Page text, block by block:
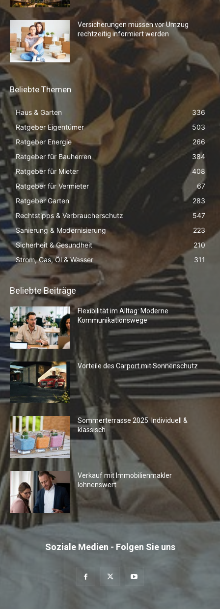
Versicherungen müssen vor Umzug
rechtzeitig informiert werden
Beliebte Themen
Haus & Garten
336
Ratgeber Eigentümer
503
Ratgeber Energie
266
Ratgeber für Bauherren
384
Ratgeber für Mieter
408
Ratgeber für Vermieter
67
Ratgeber Garten
283
Rechtstipps & Verbraucherschutz
547
Sanierung & Modernisierung
223
Sicherheit & Gesundheit
210
Strom, Gas, Öl & Wasser
311
Beliebte Beiträge
Flexibilität im Alltag: Moderne
Kommunikationswege
Vorteile des Carport mit Sonnenschutz
Sommerterrasse 2025: Individuell &
klassisch
Verkauf mit Immobilienmakler
lohnenswert
Soziale Medien - Folgen Sie uns